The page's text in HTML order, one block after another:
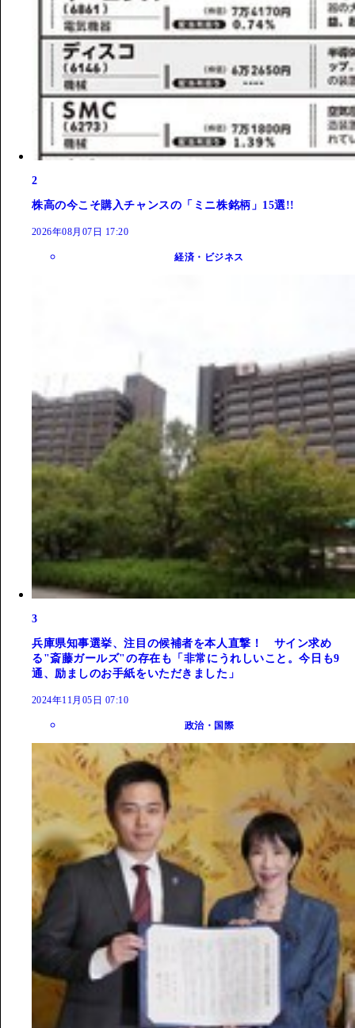
2
株高の今こそ購入チャンスの「ミニ株銘柄」15選!!
2026年08月07日 17:20
経済・ビジネス
3
兵庫県知事選挙、注目の候補者を本人直撃！ サイン求め
る"斎藤ガールズ"の存在も「非常にうれしいこと。今日も9
通、励ましのお手紙をいただきました」
2024年11月05日 07:10
政治・国際